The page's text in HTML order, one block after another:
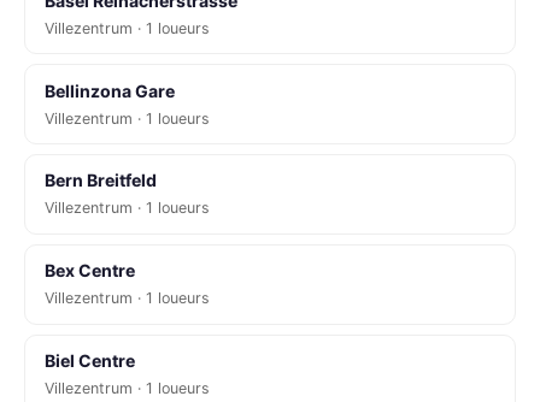
Villezentrum · 1 loueurs
Bellinzona Gare
Villezentrum · 1 loueurs
Bern Breitfeld
Villezentrum · 1 loueurs
Bex Centre
Villezentrum · 1 loueurs
Biel Centre
Villezentrum · 1 loueurs